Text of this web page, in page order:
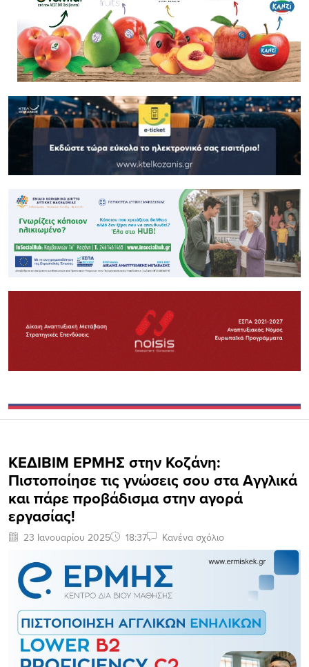
ΚΕΔΙΒΙΜ ΕΡΜΗΣ στην Κοζάνη:
Πιστοποίησε τις γνώσεις σου στα Αγγλικά
και πάρε προβάδισμα στην αγορά
εργασίας!
23 Ιανουαρίου 2025 18:37 Κανένα σχόλιο